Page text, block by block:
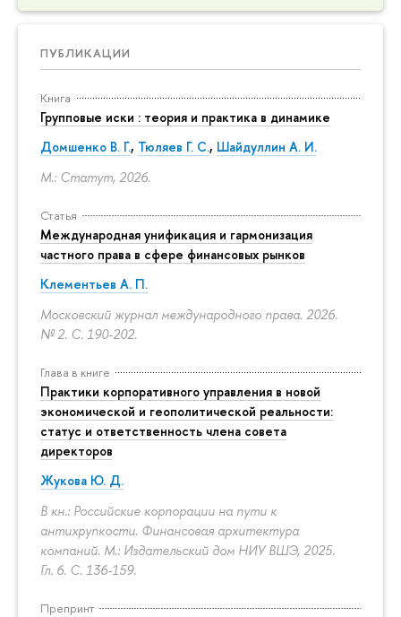
ПУБЛИКАЦИИ
Книга
Групповые иски : теория и практика в динамике
Домшенко В. Г., Тюляев Г. С., Шайдуллин А. И.
М.: Статут, 2026.
Статья
Международная унификация и гармонизация
частного права в сфере финансовых рынков
Клементьев А. П.
Московский журнал международного права. 2026.
№ 2. С. 190-202.
Глава в книге
Практики корпоративного управления в новой
экономической и геополитической реальности:
статус и ответственность члена совета
директоров
Жукова Ю. Д.
В кн.: Российские корпорации на пути к
антихрупкости. Финансовая архитектура
компаний. М.: Издательский дом НИУ ВШЭ, 2025.
Гл. 6. С. 136-159.
Препринт